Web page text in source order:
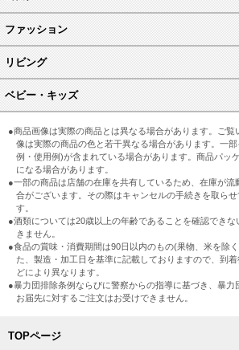
ファッション
リビング
ベビー・キッズ
●商品画像は実際の商品とは異なる場合があります。ご
像は実際の商品の色と若干異なる場合があります。一
例・使用例)が含まれている場合があります。商品パッ
になる場合があります。
●一部の商品は店舗の在庫を共有しているため、在庫が
合がございます。その際はキャンセルの手続きを取ら
す。
●酒類については20歳以上の年齢であることを確認でき
きません。
●食品の賞味・消費期間は90日以内のもの(果物、米を除
た、製造・加工日を基準に記載しておりますので、到
どにより異なります。
●暴力団排除条例ならびに警察からの指導に基づき、暴
お届先に対するご注文はお受けできません。
TOPページ